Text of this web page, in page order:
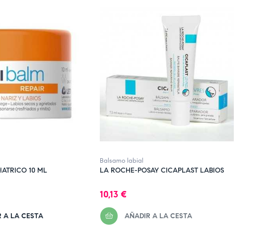
10 ML
A LA CESTA
Balsamo labial
LA ROCHE-POSAY CICAPLAST LABIOS
Precio
10,13 €
AÑADIR A LA CESTA